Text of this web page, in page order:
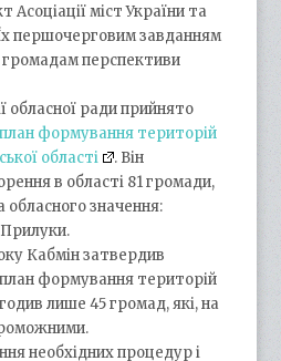
Асоціації міст України та
першочерговим завданням
громадам перспективи
обласної ради прийнято
формування територій
області
. Він
в області 81 громади,
обласного значення:
Прилуки.
Кабмін затвердив
формування територій
лише 45 громад, які, на
необхідних процедур і